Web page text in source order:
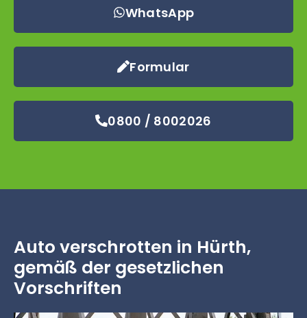
WhatsApp
Formular
0800 / 8002026
Auto verschrotten in Hürth,
gemäß der gesetzlichen
Vorschriften